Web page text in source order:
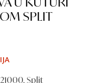
SPLIT
Split